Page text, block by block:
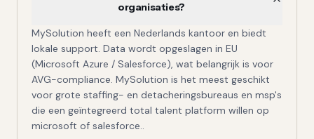
organisaties?
MySolution heeft een Nederlands kantoor en biedt
lokale support. Data wordt opgeslagen in EU
(Microsoft Azure / Salesforce), wat belangrijk is voor
AVG-compliance. MySolution is het meest geschikt
voor grote staffing- en detacheringsbureaus en msp's
die een geïntegreerd total talent platform willen op
microsoft of salesforce..